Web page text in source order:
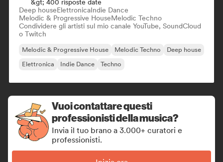
&gt; 400 risposte date
Deep houseElettronicaIndie Dance
Melodic & Progressive HouseMelodic Techno
Condividere gli artisti sul mio canale YouTube, SoundCloud
o Twitch
Melodic & Progressive House Melodic Techno
Deep house
Elettronica
Indie Dance Techno
Vuoi contattare questi
professionisti della musica?
Invia il tuo brano a 3.000+ curatori e
professionisti.